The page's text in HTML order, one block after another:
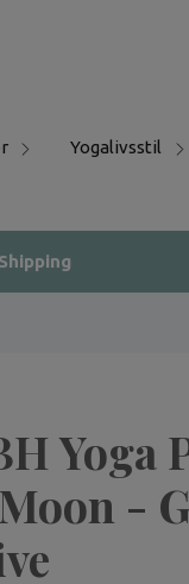
Yogalivsstil
Yoga
-